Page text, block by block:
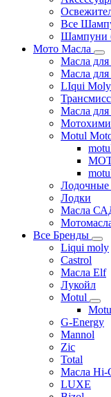
Все
Шампуни
Мото Масла
Масла для
Масла для
LIqui Moly
Масла
Motul
Лодочные
Лодки
Масла
Все Бренды
Liqui moly
Castrol
Масла Elf
Лукойл
Motul
G-Energy
Mannol
Zic
Total
Масла Hi-
LUXE